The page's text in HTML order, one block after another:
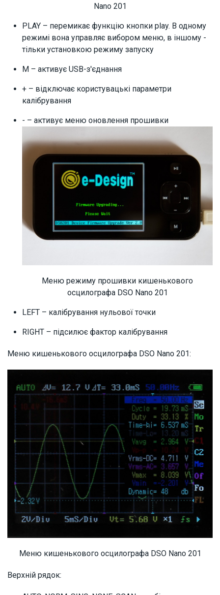
Nano 201
PLAY – перемикає функцію кнопки play. В одному
режимі вона управляє вибором меню, в іншому -
тільки установкою режиму запуску
M – активує USB-з'єднання
+ – відключає користувацькі параметри
калібрування
- – активує меню оновлення прошивки
Меню режиму прошивки кишенькового
осцилографа DSO Nano 201
LEFT – калібрування нульової точки
RIGHT – підсилює фактор калібрування
Меню кишенькового осцилографа DSO Nano 201:
Меню кишенькового осцилографа DSO Nano 201
Верхній рядок: